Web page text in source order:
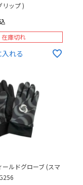
リップ )
在庫切れ
れる
ールドグローブ (スマ